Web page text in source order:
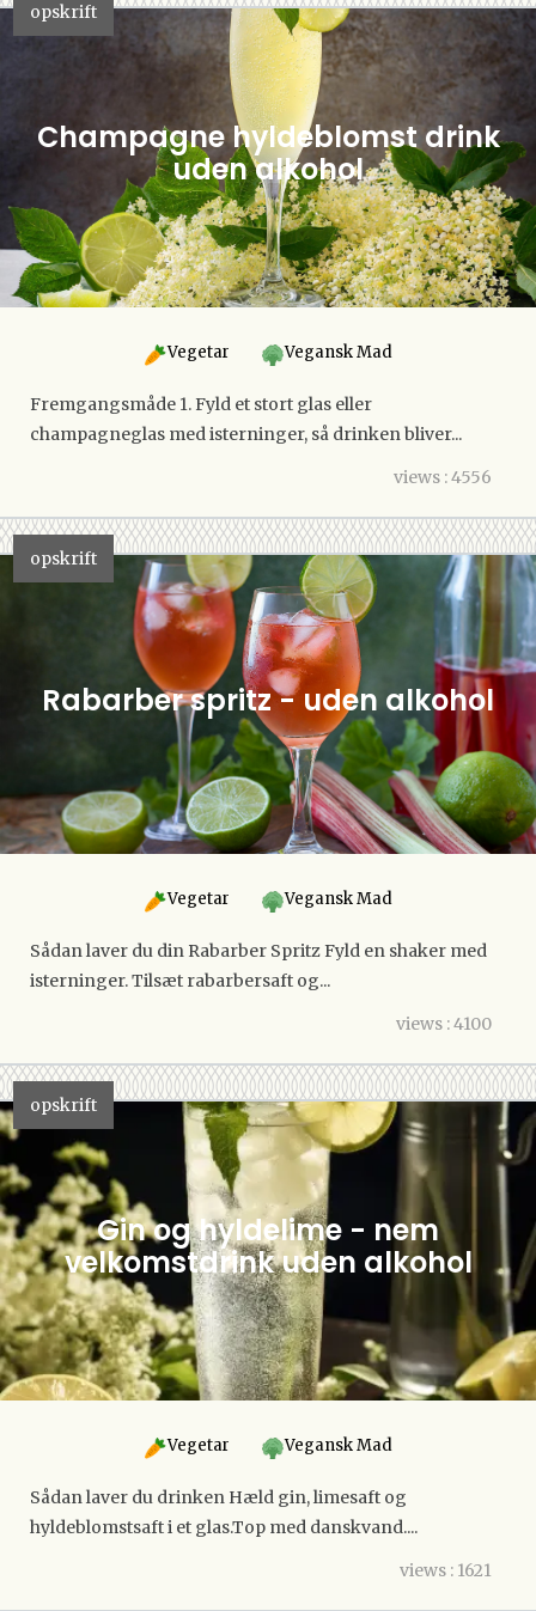
opskrift
Champagne hyldeblomst drink
uden alkohol
Vegetar Vegansk Mad
Fremgangsmåde 1. Fyld et stort glas eller
champagneglas med isterninger, så drinken bliver...
views : 4556
opskrift
Rabarber spritz - uden alkohol
Vegetar Vegansk Mad
Sådan laver du din Rabarber Spritz Fyld en shaker med
isterninger. Tilsæt rabarbersaft og...
views : 4100
opskrift
Gin og hyldelime - nem
velkomstdrink uden alkohol
Vegetar Vegansk Mad
Sådan laver du drinken Hæld gin, limesaft og
hyldeblomstsaft i et glas.Top med danskvand....
views : 1621